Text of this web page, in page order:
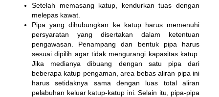
Setelah memasang katup, kendurkan tuas dengan
melepas kawat.
Pipa yang dihubungkan ke katup harus memenuhi
persyaratan yang disertakan dalam ketentuan
pengawasan. Penampang dan bentuk pipa harus
sesuai dipilih agar tidak mengurangi kapasitas katup.
Jika medianya dibuang dengan satu pipa dari
beberapa katup pengaman, area bebas aliran pipa ini
harus setidaknya sama dengan luas total aliran
pelabuhan keluar katup-katup ini. Selain itu, pipa-pipa